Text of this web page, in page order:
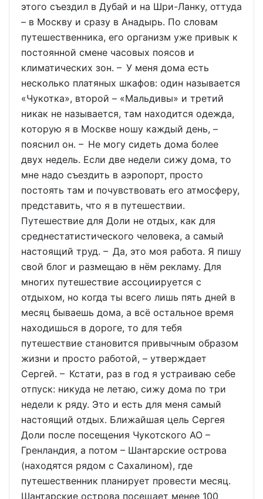
этого съездил в Дубай и на Шри-Ланку, оттуда
– в Москву и сразу в Анадырь. По словам
путешественника, его организм уже привык к
постоянной смене часовых поясов и
климатических зон. – У меня дома есть
несколько платяных шкафов: один называется
«Чукотка», второй – «Мальдивы» и третий
никак не называется, там находится одежда,
которую я в Москве ношу каждый день, –
пояснил он. – Не могу сидеть дома более
двух недель. Если две недели сижу дома, то
мне надо съездить в аэропорт, просто
постоять там и почувствовать его атмосферу,
представить, что я в путешествии.
Путешествие для Доли не отдых, как для
среднестатистического человека, а самый
настоящий труд. – Да, это моя работа. Я пишу
свой блог и размещаю в нём рекламу. Для
многих путешествие ассоциируется с
отдыхом, но когда ты всего лишь пять дней в
месяц бываешь дома, а всё остальное время
находишься в дороге, то для тебя
путешествие становится привычным образом
жизни и просто работой, – утверждает
Сергей. – Кстати, раз в год я устраиваю себе
отпуск: никуда не летаю, сижу дома по три
недели к ряду. Это и есть для меня самый
настоящий отдых. Ближайшая цель Сергея
Доли после посещения Чукотского АО –
Гренландия, а потом – Шантарские острова
(находятся рядом с Сахалином), где
путешественник планирует провести месяц.
Шантарские острова посещает менее 100